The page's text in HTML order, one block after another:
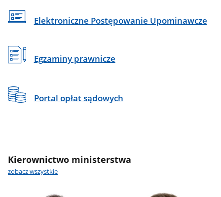
Elektroniczne Postępowanie Upominawcze
Egzaminy prawnicze
Portal opłat sądowych
Kierownictwo ministerstwa
zobacz wszystkie